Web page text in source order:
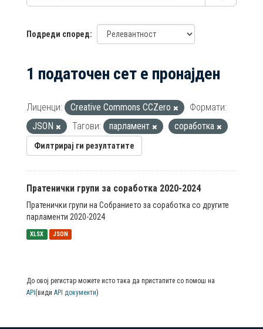
Подреди според
1 податочен сет е пронајден
Лиценци: Creative Commons CCZero
Формати:
JSON
Тагови: парламент соработка
Филтрирај ги резултатите
Пратенички групи за соработка 2020-2024
Пратенички групи на Собранието за соработка со другите
парламенти 2020-2024
XLSX JSON
До овој регистар можете исто така да пристапите со помош на
API (види API документи)